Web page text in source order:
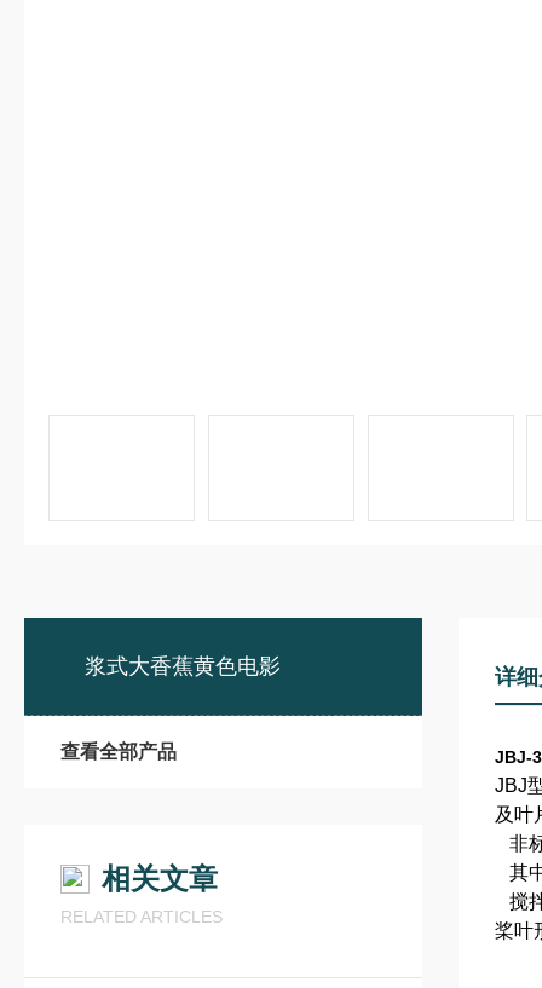
浆式大香蕉黄色电影
查看全部产品
相关文章
RELATED ARTICLES
详
JBJ-
JBJ
及叶
非
其
搅
桨叶